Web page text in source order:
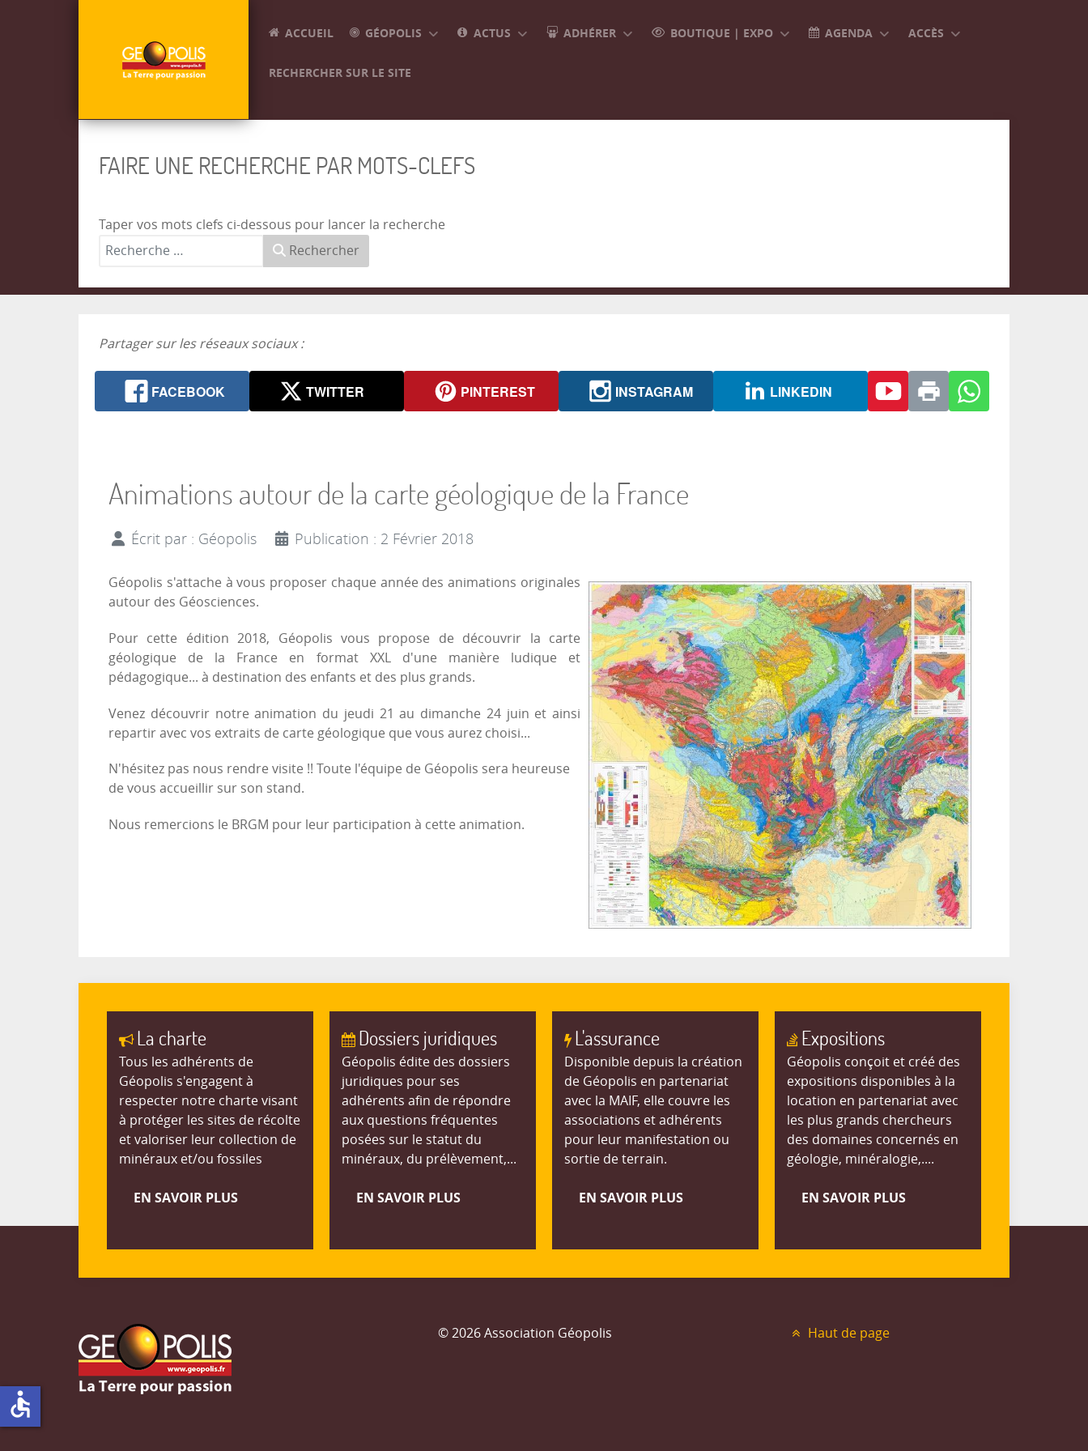
ACCUEIL GÉOPOLIS ACTUS ADHÉRER BOUTIQUE | EXPO AGENDA ACCÈS
RECHERCHER SUR LE SITE
FAIRE UNE RECHERCHE PAR MOTS-CLEFS
Taper vos mots clefs ci-dessous pour lancer la recherche
Rechercher
Partager sur les réseaux sociaux :
FACEBOOK TWITTER PINTEREST INSTAGRAM LINKEDIN
Animations autour de la carte géologique de la France
Écrit par : Géopolis Publication : 2 Février 2018
Géopolis s'attache à vous proposer chaque année des animations originales
autour des Géosciences.
Pour cette édition 2018, Géopolis vous propose de découvrir la carte
géologique de la France en format XXL d'une manière ludique et
pédagogique... à destination des enfants et des plus grands.
Venez découvrir notre animation du jeudi 21 au dimanche 24 juin et ainsi
repartir avec vos extraits de carte géologique que vous aurez choisi...
N'hésitez pas nous rendre visite !! Toute l'équipe de Géopolis sera heureuse
de vous accueillir sur son stand.
Nous remercions le BRGM pour leur participation à cette animation.
La charte
Tous les adhérents de
Géopolis s'engagent à
respecter notre charte visant
à protéger les sites de récolte
et valoriser leur collection de
minéraux et/ou fossiles
EN SAVOIR PLUS
Dossiers juridiques
Géopolis édite des dossiers
juridiques pour ses
adhérents afin de répondre
aux questions fréquentes
posées sur le statut du
minéraux, du prélèvement,...
EN SAVOIR PLUS
L'assurance
Disponible depuis la création
de Géopolis en partenariat
avec la MAIF, elle couvre les
associations et adhérents
pour leur manifestation ou
sortie de terrain.
EN SAVOIR PLUS
Expositions
Géopolis conçoit et créé des
expositions disponibles à la
location en partenariat avec
les plus grands chercheurs
des domaines concernés en
géologie, minéralogie,....
EN SAVOIR PLUS
© 2026 Association Géopolis Haut de page
accessible